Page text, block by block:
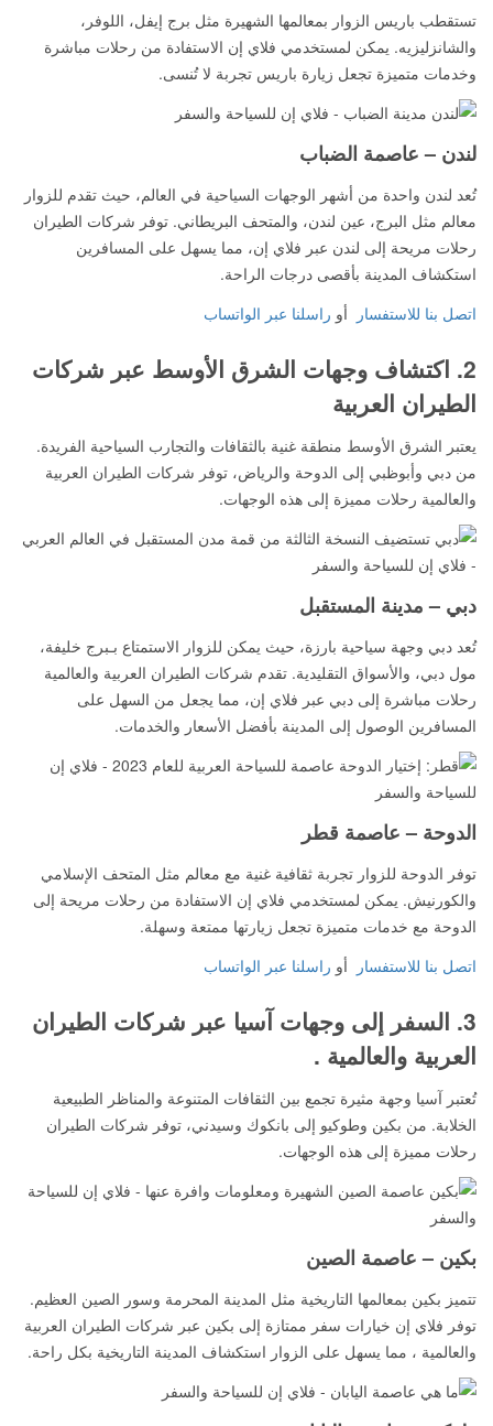
تستقطب باريس الزوار بمعالمها الشهيرة مثل برج إيفل، اللوفر،
والشانزليزيه. يمكن لمستخدمي فلاي إن الاستفادة من رحلات مباشرة
وخدمات متميزة تجعل زيارة باريس تجربة لا تُنسى.
لندن – عاصمة الضباب
تُعد لندن واحدة من أشهر الوجهات السياحية في العالم، حيث تقدم للزوار
معالم مثل البرج، عين لندن، والمتحف البريطاني. توفر شركات الطيران
رحلات مريحة إلى لندن عبر فلاي إن، مما يسهل على المسافرين
استكشاف المدينة بأقصى درجات الراحة.
اتصل بنا للاستفسار
أو راسلنا عبر الواتساب
2. اكتشاف وجهات الشرق الأوسط عبر شركات
الطيران العربية
يعتبر الشرق الأوسط منطقة غنية بالثقافات والتجارب السياحية الفريدة.
من دبي وأبوظبي إلى الدوحة والرياض، توفر شركات الطيران العربية
والعالمية رحلات مميزة إلى هذه الوجهات.
دبي – مدينة المستقبل
تُعد دبي وجهة سياحية بارزة، حيث يمكن للزوار الاستمتاع بـبرج خليفة،
مول دبي، والأسواق التقليدية. تقدم شركات الطيران العربية والعالمية
رحلات مباشرة إلى دبي عبر فلاي إن، مما يجعل من السهل على
المسافرين الوصول إلى المدينة بأفضل الأسعار والخدمات.
الدوحة – عاصمة قطر
توفر الدوحة للزوار تجربة ثقافية غنية مع معالم مثل المتحف الإسلامي
والكورنيش. يمكن لمستخدمي فلاي إن الاستفادة من رحلات مريحة إلى
الدوحة مع خدمات متميزة تجعل زيارتها ممتعة وسهلة.
اتصل بنا للاستفسار
أو راسلنا عبر الواتساب
3. السفر إلى وجهات آسيا عبر شركات الطيران
العربية والعالمية .
تُعتبر آسيا وجهة مثيرة تجمع بين الثقافات المتنوعة والمناظر الطبيعية
الخلابة. من بكين وطوكيو إلى بانكوك وسيدني، توفر شركات الطيران
رحلات مميزة إلى هذه الوجهات.
بكين – عاصمة الصين
تتميز بكين بمعالمها التاريخية مثل المدينة المحرمة وسور الصين العظيم.
توفر فلاي إن خيارات سفر ممتازة إلى بكين عبر شركات الطيران العربية
والعالمية ، مما يسهل على الزوار استكشاف المدينة التاريخية بكل راحة.